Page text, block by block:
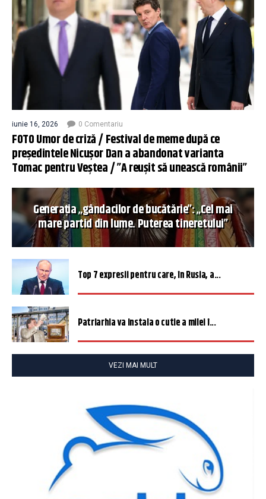
iunie 16, 2026 0 Comentariu
FOTO Umor de criză / Festival de meme după ce
președintele Nicușor Dan a abandonat varianta
Tomac pentru Veștea / ”A reușit să unească românii”
Generația „gândacilor de bucătărie”: „Cel mai
mare partid din lume. Puterea tineretului”
Top 7 expresii pentru care, în Rusia, a...
Patriarhia va instala o cutie a milei î...
VEZI MAI MULT